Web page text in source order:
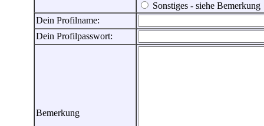
Sonstiges - siehe Bemerkung
Dein Profilname:
Dein Profilpasswort:
Bemerkung